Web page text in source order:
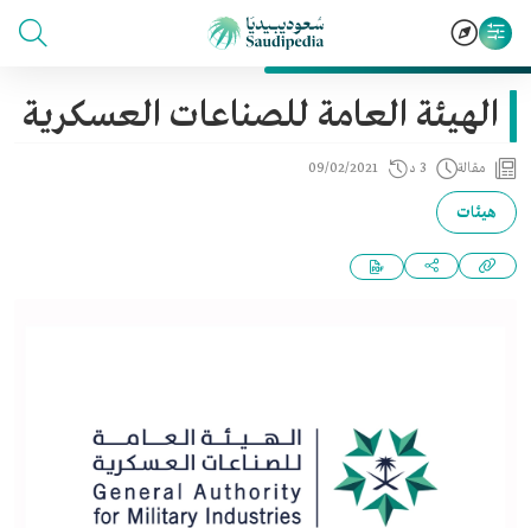
الهيئة العامة للصناعات العسكرية
مقالة 3 د 09/02/2021
هيئات